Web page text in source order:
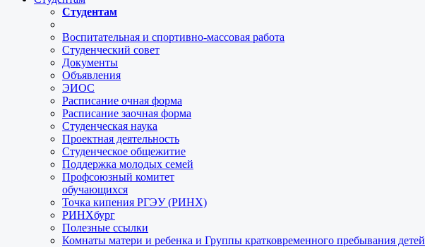
Студентам
Воспитательная и спортивно-массовая работа
Студенческий совет
Документы
Объявления
ЭИОС
Расписание очная форма
Расписание заочная форма
Студенческая наука
Проектная деятельность
Студенческое общежитие
Поддержка молодых семей
Профсоюзный комитет
обучающихся
Точка кипения РГЭУ (РИНХ)
РИНХбург
Полезные ссылки
Комнаты матери и ребенка и Группы кратковременного пребывания детей